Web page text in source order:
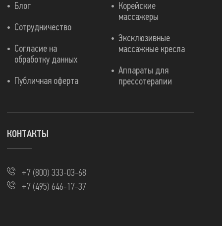
Корейские
массажеры
Эксклюзивные
массажные кресла
Аппараты для
прессотерапии
Блог
Сотрудничество
Согласие на
обработку данных
Публичная оферта
КОНТАКТЫ
+7 (800) 333-03-68
+7 (495) 646-17-37